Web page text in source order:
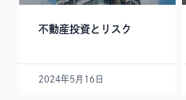
不動産投資とリスク
2024年5月16日